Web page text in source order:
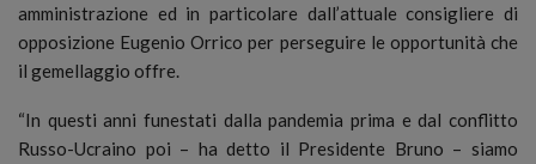
amministrazione ed in particolare dall’attuale consigliere di
opposizione Eugenio Orrico per perseguire le opportunità che
il gemellaggio offre.
“In questi anni funestati dalla pandemia prima e dal conflitto
Russo-Ucraino poi – ha detto il Presidente Bruno – siamo